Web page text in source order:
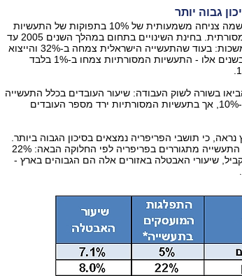
גבוה יותר
במהלך יוני-יולי 2014, נרשמה צניחה משמעותית של 10% בתפוקות של התעשיות
המסורתיות והמעורבות מסורתית. בחינת השינויים בתחום במהלך השנים 2005 עד
2013, מגלה ירידות מתמשכות: בעוד שהתעשייה הישראלית צמחה ב-32% והייצוא
התעשייתי גדל בכ-50% בשנים אלו - התעשיות המסורתיות צמחו ב-1% בלבד
בשורה לשוק העבודה: שיעור העובדים בכלל התעשייה
אמנם גדל בתקופה זו בכ-10%, אך בתעשיות המסורתיות ירד מספר העובדים
נראה, כי תושבי הפריפריה נמצאים בסיכון הגבוה ביותר.
40% מהמועסקים בענפי התעשייה מתגוררים בפריפריה לפי החלוקה הבאה: 22%
בדרום. במקביל, שיעורי האבטלה באזורים אלה הם הגבוהים בארץ -